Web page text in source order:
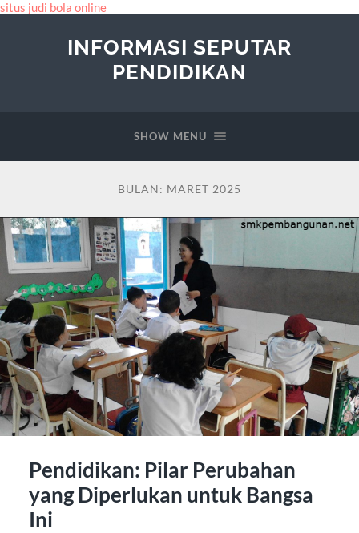
situs judi bola online
INFORMASI SEPUTAR
PENDIDIKAN
SHOW MENU
BULAN: MARET 2025
Pendidikan: Pilar Perubahan
yang Diperlukan untuk Bangsa
Ini